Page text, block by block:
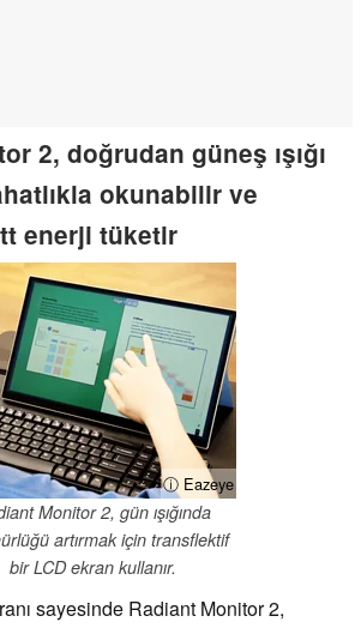
2, doğrudan güneş ışığı
okunabilir ve
enerji tüketir
ⓘ Eazeye
Monitor 2, gün ışığında
artırmak için transflektif
bir LCD ekran kullanır.
sayesinde Radiant Monitor 2,